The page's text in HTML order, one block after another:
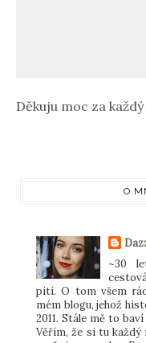
Děkuju moc za
O
~30
pití. O tom všem
mém blogu, jehož
2011. Stále mě to
Věřím, že si tu každý